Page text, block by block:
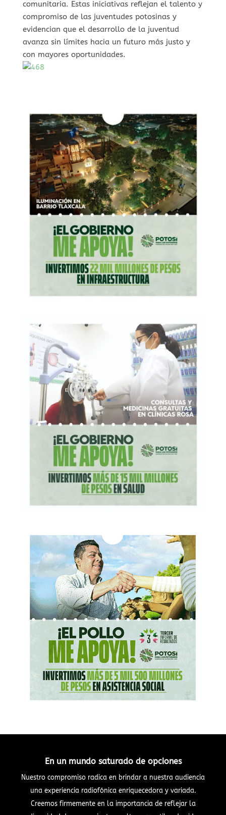
comunitaria. Estas iniciativas reflejan el talento y
compromiso de las juventudes potosinas y
evidencian que el desarrollo de la juventud
avanza sin límites hacia un futuro más justo y
con mayores oportunidades.
En un mundo saturado de opciones
Nuestro compromiso radica en brindar a nuestra audiencia
una experiencia radiofónica enriquecedora y variada.
Creemos firmemente en la importancia de reflejar la